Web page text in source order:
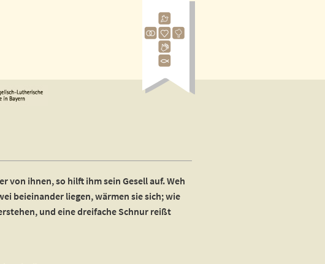
von ihnen, so hilft ihm sein Gesell auf. Weh
beieinander liegen, wärmen sie sich; wie
und eine dreifache Schnur reißt